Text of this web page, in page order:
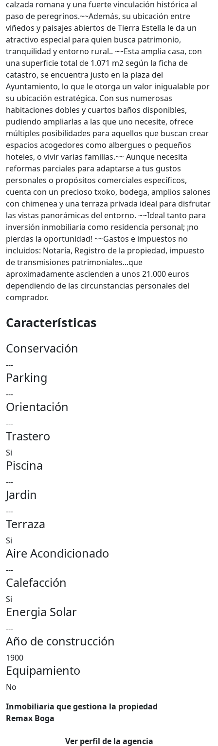
calzada romana y una fuerte vinculación histórica al
paso de peregrinos.~~Además, su ubicación entre
viñedos y paisajes abiertos de Tierra Estella le da un
atractivo especial para quien busca patrimonio,
tranquilidad y entorno rural.. ~~Esta amplia casa, con
una superficie total de 1.071 m2 según la ficha de
catastro, se encuentra justo en la plaza del
Ayuntamiento, lo que le otorga un valor inigualable por
su ubicación estratégica. Con sus numerosas
habitaciones dobles y cuartos baños disponibles,
pudiendo ampliarlas a las que uno necesite, ofrece
múltiples posibilidades para aquellos que buscan crear
espacios acogedores como albergues o pequeños
hoteles, o vivir varias familias.~~ Aunque necesita
reformas parciales para adaptarse a tus gustos
personales o propósitos comerciales específicos,
cuenta con un precioso txoko, bodega, amplios salones
con chimenea y una terraza privada ideal para disfrutar
las vistas panorámicas del entorno. ~~Ideal tanto para
inversión inmobiliaria como residencia personal; ¡no
pierdas la oportunidad! ~~Gastos e impuestos no
incluidos: Notaría, Registro de la propiedad, impuesto
de transmisiones patrimoniales...que
aproximadamente ascienden a unos 21.000 euros
dependiendo de las circunstancias personales del
comprador.
Características
Conservación
---
Parking
---
Orientación
---
Trastero
Si
Piscina
---
Jardin
---
Terraza
Si
Aire Acondicionado
---
Calefacción
Si
Energia Solar
---
Año de construcción
1900
Equipamiento
No
Inmobiliaria que gestiona la propiedad
Remax Boga
Ver perfil de la agencia